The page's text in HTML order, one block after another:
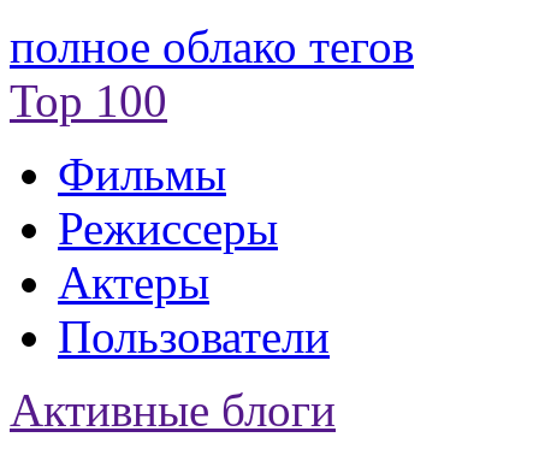
полное облако тегов
Top 100
Фильмы
Режиссеры
Актеры
Пользователи
Активные блоги